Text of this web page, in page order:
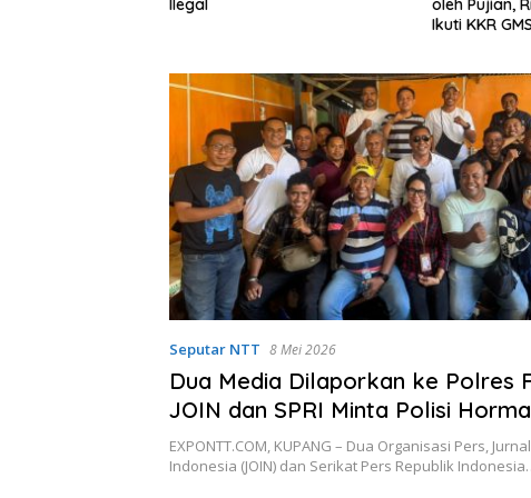
Ikuti KKR
Seputar NTT 8 Mei 2026
Dua Media Dilaporkan ke Polres
JOIN dan SPRI Minta Polisi
Pers
EXPONTT.COM, KUPANG – Dua Organisasi Pers,
Indonesia (JOIN) dan Serikat Pers Republik